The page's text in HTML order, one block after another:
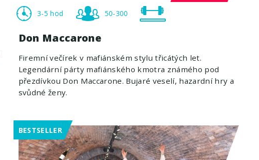
3-5 hod 50-300
Don Maccarone
Firemní večírek v mafiánském stylu třicátých let.
Legendární párty mafiánského kmotra známého pod
přezdívkou Don Maccarone. Bujaré veselí, hazardní hry a
svůdné ženy.
BESTSELLER